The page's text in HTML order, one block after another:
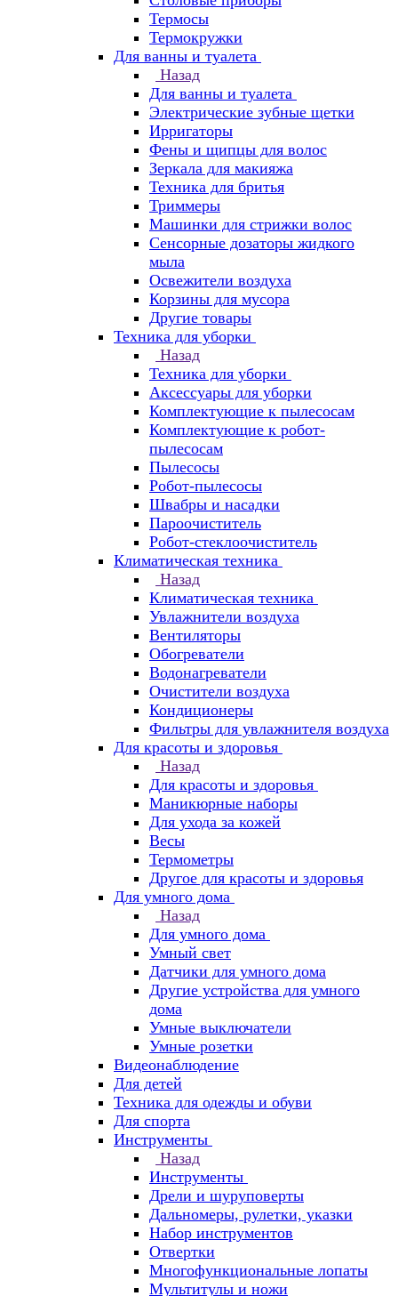
Термосы
Термокружки
Для ванны и туалета
Назад
Для ванны и туалета
Электрические зубные щетки
Ирригаторы
Фены и щипцы для волос
Зеркала для макияжа
Техника для бритья
Триммеры
Машинки для стрижки волос
Сенсорные дозаторы жидкого
мыла
Освежители воздуха
Корзины для мусора
Другие товары
Техника для уборки
Назад
Техника для уборки
Аксессуары для уборки
Комплектующие к пылесосам
Комплектующие к робот-
пылесосам
Пылесосы
Робот-пылесосы
Швабры и насадки
Пароочиститель
Робот-стеклоочиститель
Климатическая техника
Назад
Климатическая техника
Увлажнители воздуха
Вентиляторы
Обогреватели
Водонагреватели
Очистители воздуха
Кондиционеры
Фильтры для увлажнителя воздуха
Для красоты и здоровья
Назад
Для красоты и здоровья
Маникюрные наборы
Для ухода за кожей
Весы
Термометры
Другое для красоты и здоровья
Для умного дома
Назад
Для умного дома
Умный свет
Датчики для умного дома
Другие устройства для умного
дома
Умные выключатели
Умные розетки
Видеонаблюдение
Для детей
Техника для одежды и обуви
Для спорта
Инструменты
Назад
Инструменты
Дрели и шуруповерты
Дальномеры, рулетки, указки
Набор инструментов
Отвертки
Многофункциональные лопаты
Мультитулы и ножи